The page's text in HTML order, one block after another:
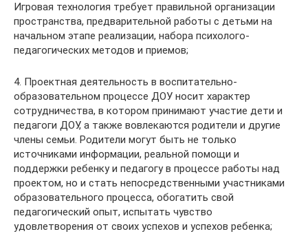
Игровая технология требует правильной организации
пространства, предварительной работы с детьми на
начальном этапе реализации, набора психолого-
педагогических методов и приемов;
4. Проектная деятельность в воспитательно-
образовательном процессе ДОУ носит характер
сотрудничества, в котором принимают участие дети и
педагоги ДОУ, а также вовлекаются родители и другие
члены семьи. Родители могут быть не только
источниками информации, реальной помощи и
поддержки ребенку и педагогу в процессе работы над
проектом, но и стать непосредственными участниками
образовательного процесса, обогатить свой
педагогический опыт, испытать чувство
удовлетворения от своих успехов и успехов ребенка;